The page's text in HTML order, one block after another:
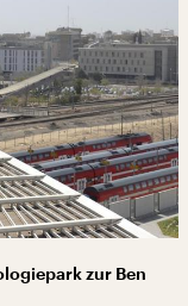
zur Ben